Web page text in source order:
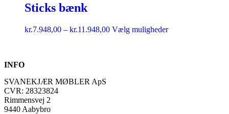
Sticks bænk
kr.7.948,00 – kr.11.948,00 Vælg muligheder
INFO
SVANEKJÆR MØBLER ApS
CVR: 28323824
Rimmensvej 2
9440 Aabybro